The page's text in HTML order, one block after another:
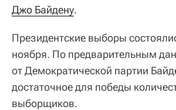
Джо Байдену.
Президентские выборы
ноября. По предварительным
от Демократической партии
достаточное для победы
выборщиков.